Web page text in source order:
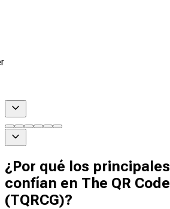
¿Por qué los
confían en The QR
(TQRCG)?